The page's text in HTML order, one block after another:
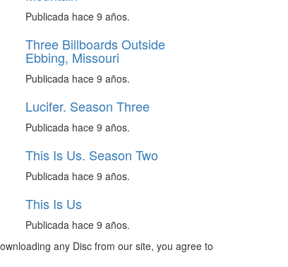
Publicada hace 9 años.
Three Billboards Outside
Ebbing, Missouri
Publicada hace 9 años.
Lucifer. Season Three
Publicada hace 9 años.
This Is Us. Season Two
Publicada hace 9 años.
This Is Us
Publicada hace 9 años.
any Disc from our site, you agree to